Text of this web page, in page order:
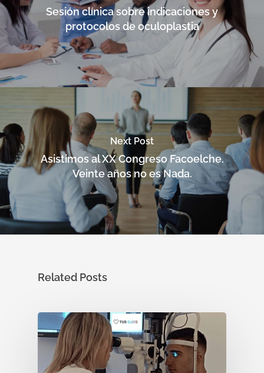
Sesión clínica sobre indicaciones y
protocolos de oculoplastia
Next Post
Asistimos al XX Congreso Facoelche.
Veinte años no es Nada.
Related Posts